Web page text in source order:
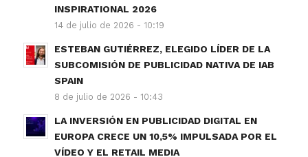
INSPIRATIONAL 2026
14 de julio de 2026 - 10:19
ESTEBAN GUTIÉRREZ, ELEGIDO LÍDER DE LA
SUBCOMISIÓN DE PUBLICIDAD NATIVA DE IAB
SPAIN
8 de julio de 2026 - 10:43
LA INVERSIÓN EN PUBLICIDAD DIGITAL EN
EUROPA CRECE UN 10,5% IMPULSADA POR EL
VÍDEO Y EL RETAIL MEDIA